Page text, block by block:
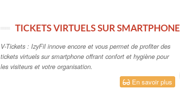
TICKETS VIRTUELS SUR SMARTPHONE
V-Tickets : IzyFil innove encore et vous permet de profiter des
tickets virtuels sur smartphone offrant confort et hygiène pour
les visiteurs et votre organisation.
En savoir plus